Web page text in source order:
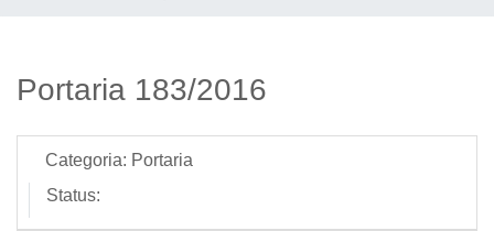
Portaria 183/2016
Categoria: Portaria
Status: